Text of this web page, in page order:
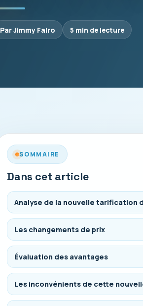
Par Jimmy Falro 5 min de lecture
SOMMAIRE
Dans cet article
Analyse de la nouvelle tarification
Les changements de prix
Évaluation des avantages
Les inconvénients de cette